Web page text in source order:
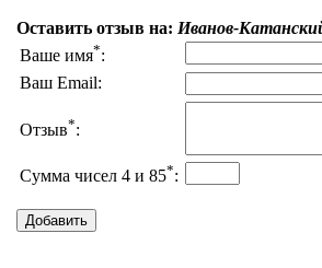
Оставить отзыв на: Иванов-
Ваше имя*:
Ваш Email:
Отзыв*:
Сумма чисел 4 и 85*: